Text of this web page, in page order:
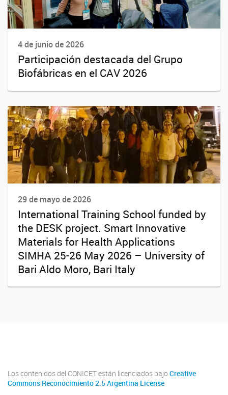
4 de junio de 2026
Participación destacada del Grupo
Biofábricas en el CAV 2026
29 de mayo de 2026
International Training School funded by
the DESK project. Smart Innovative
Materials for Health Applications
SIMHA 25-26 May 2026 – University of
Bari Aldo Moro, Bari Italy
Los contenidos del CONICET están licenciados bajo Creative
Commons Reconocimiento 2.5 Argentina License